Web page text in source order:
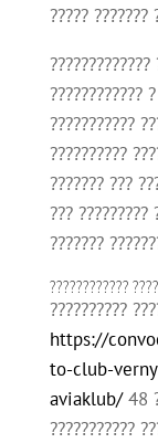
????? ???????
????????????
???????????
??????????
??????? ???
??? ?????????
???????
????????????
??????????
https://
to-club-
aviaklub/48
???????????